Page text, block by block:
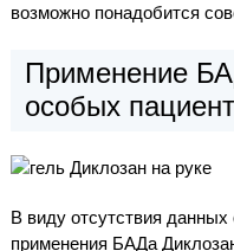
возможно понадобится
Применение
особых
В виду отсутствия
применения БАДа